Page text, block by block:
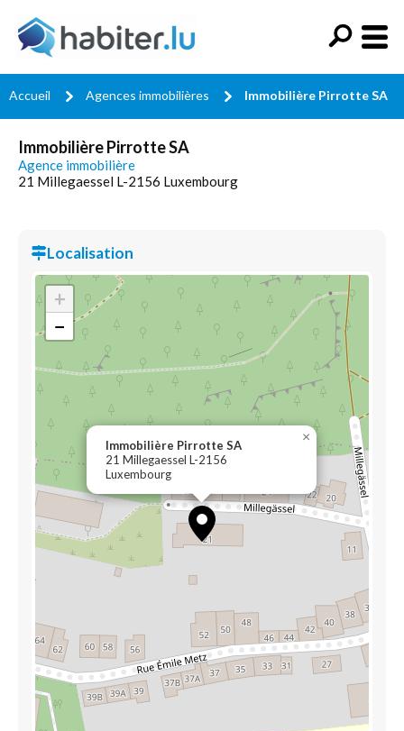
Accueil Agences immobilières Immobilière Pirrotte SA
Immobilière Pirrotte SA
Agence immobilière
21 Millegaessel L-2156 Luxembourg
Localisation
Immobilière Pirrotte SA
21 Millegaessel L-2156
Luxembourg
×
+
−